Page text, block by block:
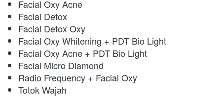
Facial Oxy Acne
Facial Detox
Facial Detox Oxy
Facial Oxy Whitening + PDT Bio Light
Facial Oxy Acne + PDT Bio Light
Facial Micro Diamond
Radio Frequency + Facial Oxy
Totok Wajah